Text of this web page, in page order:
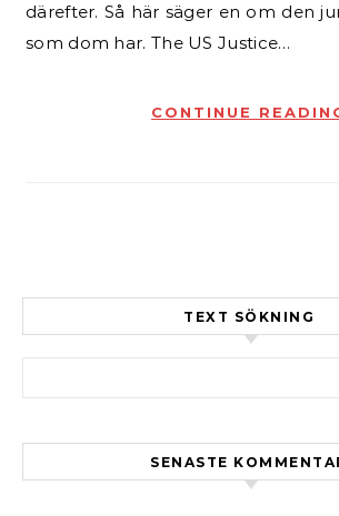
därefter. Så här säger en om den
som dom har. The US Justice…
CONTINUE
TEXT SÖKNING
SENASTE